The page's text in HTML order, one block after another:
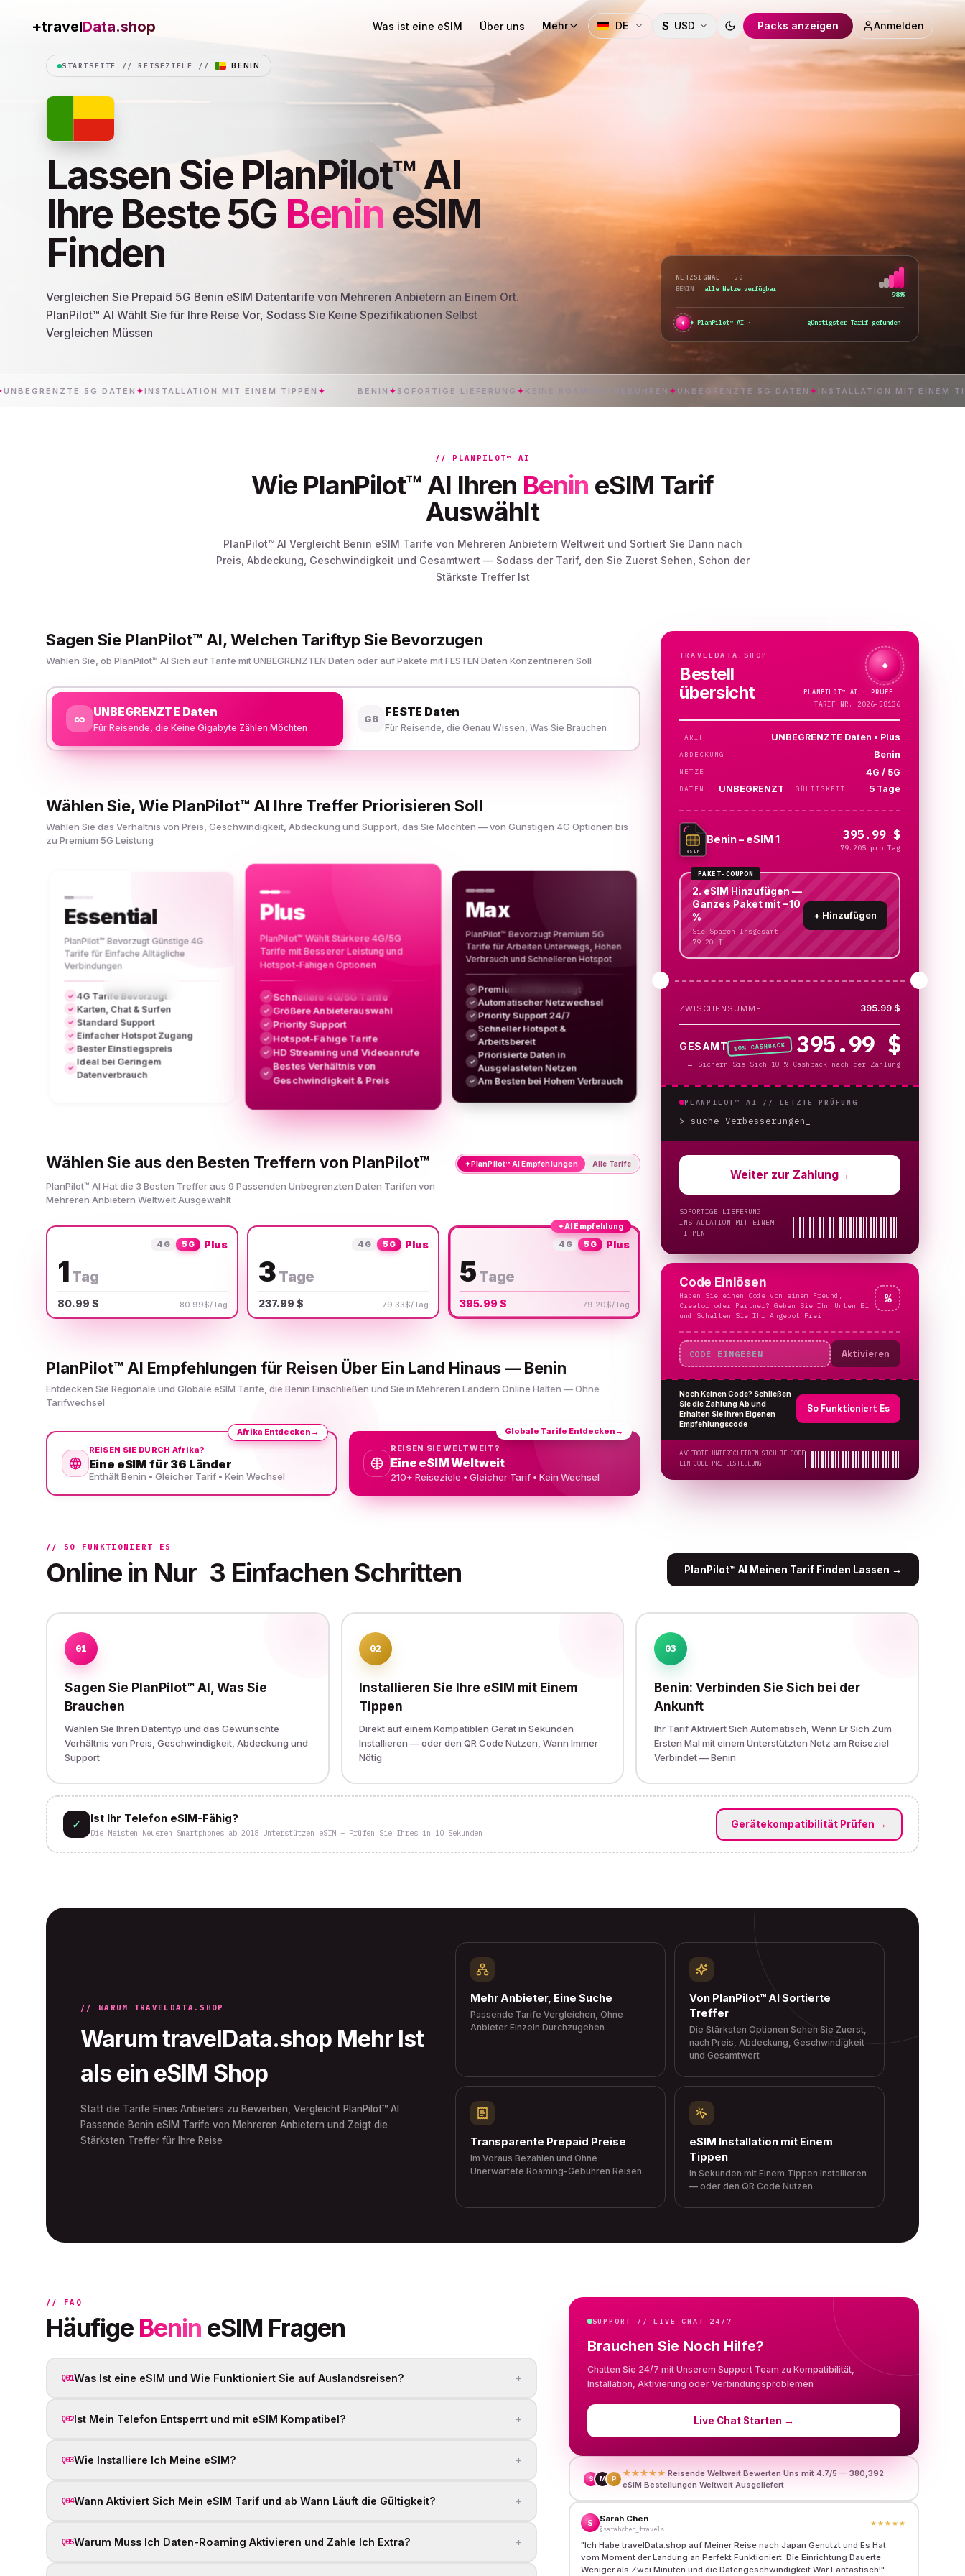
+travelConnection Was ist eine eSIM Über uns Mehr DE $ USD Toggle theme
Packs anzeigen Anmelden
STARTSEITE //REISEZIELE // BENIN
Lassen Sie PlanPilot™ AI
Ihre Beste 5G Benin eSIM
Finden
Vergleichen Sie Prepaid 5G Benin eSIM Datentarife von Mehreren Anbietern an Einem Ort.
PlanPilot™ AI Wählt Sie für Ihre Reise Vor, Sodass Sie Keine Spezifikationen Selbst
Vergleichen Müssen
NETZSIGNAL · 5G
BENIN · alle Netze verfügbar
98%
✦ PlanPilot™ AI · günstigster Tarif gefunden
5G DATEN ✦INSTALLATION MIT EINEM TIPPEN ✦ BENIN SOFORTIGE LIEFERUNG✦KEINE ROAMING-GEBÜHREN✦UNBEGRENZTE 5G DATEN ✦INSTALLATION MIT EINEM TIPPEN ✦
// PLANPILOT™ AI
Wie PlanPilot™ AI Ihren Benin eSIM Tarif
Auswählt
PlanPilot™ AI Vergleicht Benin eSIM Tarife von Mehreren Anbietern Weltweit und Sortiert Sie Dann nach
Preis, Abdeckung, Geschwindigkeit und Gesamtwert — Sodass der Tarif, den Sie Zuerst Sehen, Schon der
Stärkste Treffer Ist
Sagen Sie PlanPilot™ AI, Welchen Tariftyp Sie Bevorzugen
Wählen Sie, ob PlanPilot™ AI Sich auf Tarife mit UNBEGRENZTEN Daten oder auf Pakete mit FESTEN Daten Konzentrieren Soll
∞ UNBEGRENZTE Daten
Für Reisende, die Keine Gigabyte Zählen Möchten
GB FESTE Daten
Für Reisende, die Genau Wissen, Was Sie Brauchen
Wählen Sie, Wie PlanPilot™ AI Ihre Treffer Priorisieren Soll
Wählen Sie das Verhältnis von Preis, Geschwindigkeit, Abdeckung und Support, das Sie Möchten — von Günstigen 4G Optionen bis
zu Premium 5G Leistung
Essential
PlanPilot™ Bevorzugt Günstige 4G
Tarife für Einfache Alltägliche
Verbindungen
✓ 4G Tarife Bevorzugt
✓ Karten, Chat & Surfen
✓ Standard Support
✓ Einfacher Hotspot Zugang
✓ Bester Einstiegspreis
✓
Ideal bei Geringem
Datenverbrauch
Plus
PlanPilot™ Wählt Stärkere 4G/5G
Tarife mit Besserer Leistung und
Hotspot-Fähigen Optionen
✓ Schnellere 4G/5G Tarife
✓ Größere Anbieterauswahl
✓ Priority Support
✓ Hotspot-Fähige Tarife
✓ HD Streaming und Videoanrufe
✓
Bestes Verhältnis von
Geschwindigkeit & Preis
Max
PlanPilot™ Bevorzugt Premium 5G
Tarife für Arbeiten Unterwegs, Hohen
Verbrauch und Schnelleren Hotspot
✓ Premium 5G Bevorzugt
✓ Automatischer Netzwechsel
✓ Priority Support 24/7
✓
Schneller Hotspot &
Arbeitsbereit
✓
Priorisierte Daten in
Ausgelasteten Netzen
✓ Am Besten bei Hohem Verbrauch
Wählen Sie aus den Besten Treffern von PlanPilot™
PlanPilot™ AI Hat die 3 Besten Treffer aus 9 Passenden Unbegrenzten Daten Tarifen von
Mehreren Anbietern Weltweit Ausgewählt
✦PlanPilot™ AI Empfehlungen Alle Tarife
4G 5G Plus
1 Tag
80.99 $ 80.99$/Tag
4G 5G Plus
3 Tage
237.99 $ 79.33$/Tag
✦AI Empfehlung
4G 5G Plus
5 Tage
395.99 $ 79.20$/Tag
PlanPilot™ AI Empfehlungen für Reisen Über Ein Land Hinaus — Benin
Entdecken Sie Regionale und Globale eSIM Tarife, die Benin Einschließen und Sie in Mehreren Ländern Online Halten — Ohne
Tarifwechsel
REISEN SIE DURCH Afrika?
Eine eSIM für 36 Länder
Enthält Benin • Gleicher Tarif • Kein Wechsel
Afrika Entdecken →
REISEN SIE WELTWEIT?
Eine eSIM Weltweit
210+ Reiseziele • Gleicher Tarif • Kein Wechsel
Globale Tarife Entdecken →
TRAVELDATA.SHOP
Bestell
übersicht
✦
PLANPILOT™ AI ·
TARIF NR. 2026-58136
TARIF UNBEGRENZTE Daten • Plus
ABDECKUNG Benin
NETZE 4G / 5G
DATEN UNBEGRENZT GÜLTIGKEIT 5 Tage
eSIM
Benin – eSIM 1 395.99 $
79.20$ pro Tag
PAKET-COUPON
2. eSIM Hinzufügen —
Ganzes Paket mit −10
%
Sie Sparen Insgesamt
79.20 $
+ Hinzufügen
ZWISCHENSUMME 395.99 $
GESAMT 10% CASHBACK 395.99 $
→ Sichern Sie Sich 10 % Cashback nach der Zahlung
PLANPILOT™ AI // LETZTE PRÜFUNG
> suche Verbesserungen
Weiter zur Zahlung→
SOFORTIGE LIEFERUNG
INSTALLATION MIT EINEM
TIPPEN
Code Einlösen
Haben Sie einen Code von einem Freund,
Creator oder Partner? Geben Sie Ihn Unten Ein
und Schalten Sie Ihr Angebot Frei
%
Aktivieren
Noch Keinen Code? Schließen
Sie die Zahlung Ab und
Erhalten Sie Ihren Eigenen
Empfehlungscode
So Funktioniert Es
ANGEBOTE UNTERSCHEIDEN SICH JE CODE
EIN CODE PRO BESTELLUNG
// SO FUNKTIONIERT ES
Online in Nur 3 Einfachen Schritten PlanPilot™ AI Meinen Tarif Finden Lassen →
01
Sagen Sie PlanPilot™ AI, Was Sie
Brauchen
Wählen Sie Ihren Datentyp und das Gewünschte
Verhältnis von Preis, Geschwindigkeit, Abdeckung und
Support
02
Installieren Sie Ihre eSIM mit Einem
Tippen
Direkt auf einem Kompatiblen Gerät in Sekunden
Installieren — oder den QR Code Nutzen, Wann Immer
Nötig
03
Benin: Verbinden Sie Sich bei der
Ankunft
Ihr Tarif Aktiviert Sich Automatisch, Wenn Er Sich Zum
Ersten Mal mit einem Unterstützten Netz am Reiseziel
Verbindet — Benin
✓ Ist Ihr Telefon eSIM-Fähig?
Die Meisten Neueren Smartphones ab 2018 Unterstützen eSIM – Prüfen Sie Ihres in 10 Sekunden
Gerätekompatibilität Prüfen →
// WARUM TRAVELDATA.SHOP
Warum travelData.shop Mehr Ist
als ein eSIM Shop
Statt die Tarife Eines Anbieters zu Bewerben, Vergleicht PlanPilot™ AI
Passende Benin eSIM Tarife von Mehreren Anbietern und Zeigt die
Stärksten Treffer für Ihre Reise
Mehr Anbieter, Eine Suche
Passende Tarife Vergleichen, Ohne
Anbieter Einzeln Durchzugehen
Von PlanPilot™ AI Sortierte
Treffer
Die Stärksten Optionen Sehen Sie Zuerst,
nach Preis, Abdeckung, Geschwindigkeit
und Gesamtwert
Transparente Prepaid Preise
Im Voraus Bezahlen und Ohne
Unerwartete Roaming-Gebühren Reisen
eSIM Installation mit Einem
Tippen
In Sekunden mit Einem Tippen Installieren
— oder den QR Code Nutzen
// FAQ
Häufige Benin eSIM Fragen
Q01Was Ist eine eSIM und Wie Funktioniert Sie auf Auslandsreisen? +
Q02Ist Mein Telefon Entsperrt und mit eSIM Kompatibel? +
Q03Wie Installiere Ich Meine eSIM? +
Q04Wann Aktiviert Sich Mein eSIM Tarif und ab Wann Läuft die Gültigkeit? +
Q05Warum Muss Ich Daten-Roaming Aktivieren und Zahle Ich Extra? +
SUPPORT // LIVE CHAT 24/7
Brauchen Sie Noch Hilfe?
Chatten Sie 24/7 mit Unserem Support Team zu Kompatibilität,
Installation, Aktivierung oder Verbindungsproblemen
Live Chat Starten →
S M P
★★★★★ Reisende Weltweit Bewerten Uns mit 4.7/5 — 380,392
eSIM Bestellungen Weltweit Ausgeliefert
S Sarah Chen
@sarahchen_travels
★★★★★
"Ich Habe travelData.shop auf Meiner Reise nach Japan Genutzt und Es Hat
vom Moment der Landung an Perfekt Funktioniert. Die Einrichtung Dauerte
Weniger als Zwei Minuten und die Datengeschwindigkeit War Fantastisch!"